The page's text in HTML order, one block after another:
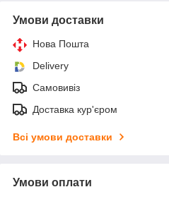
Умови доставки
Нова Пошта
Delivery
Самовивіз
Доставка кур'єром
Всі умови доставки
Умови оплати